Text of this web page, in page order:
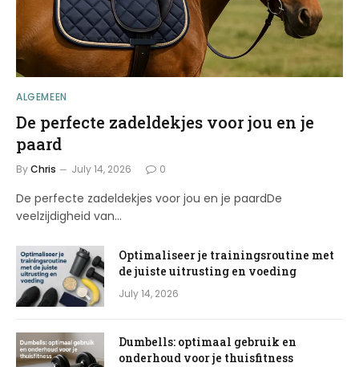
ALGEMEEN
De perfecte zadeldekjes voor jou en je
paard
ByChris July 14, 2026 0
De perfecte zadeldekjes voor jou en je paardDe
veelzijdigheid van…
Optimaliseer je trainingsroutine met
de juiste uitrusting en voeding
July 14, 2026
Dumbells: optimaal gebruik en
onderhoud voor je thuisfitness